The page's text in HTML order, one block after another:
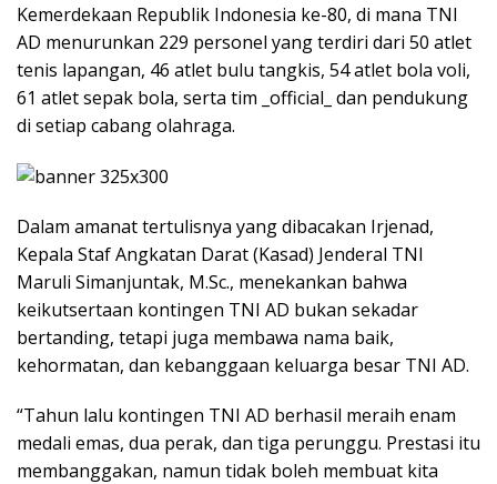
Kemerdekaan Republik Indonesia ke-80, di mana TNI
AD menurunkan 229 personel yang terdiri dari 50 atlet
tenis lapangan, 46 atlet bulu tangkis, 54 atlet bola voli,
61 atlet sepak bola, serta tim _official_ dan pendukung
di setiap cabang olahraga.
Dalam amanat tertulisnya yang dibacakan Irjenad,
Kepala Staf Angkatan Darat (Kasad) Jenderal TNI
Maruli Simanjuntak, M.Sc., menekankan bahwa
keikutsertaan kontingen TNI AD bukan sekadar
bertanding, tetapi juga membawa nama baik,
kehormatan, dan kebanggaan keluarga besar TNI AD.
“Tahun lalu kontingen TNI AD berhasil meraih enam
medali emas, dua perak, dan tiga perunggu. Prestasi itu
membanggakan, namun tidak boleh membuat kita